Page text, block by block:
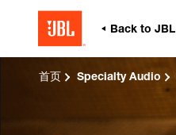
首页 Specialty Audio